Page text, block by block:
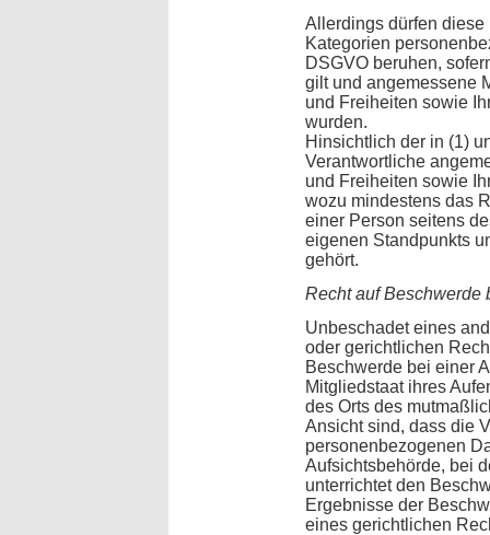
Allerdings dürfen
Kategorien
DSGVO beruhen,
gilt und angemessene
und Freiheiten sowie
wurden.
Hinsichtlich der in (1)
Verantwortliche
und Freiheiten sowie
wozu mindestens das
einer Person seitens
eigenen Standpunkts
gehört.
Recht auf Beschwerde
Unbeschadet eines
oder gerichtlichen
Beschwerde bei einer
Mitgliedstaat ihres
des Orts des
Ansicht sind, dass die
personenbezogenen
Aufsichtsbehörde, bei
unterrichtet den
Ergebnisse der
eines gerichtlichen